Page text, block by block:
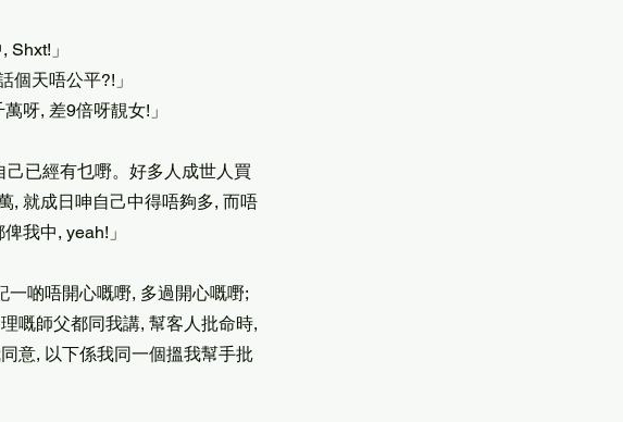
」
個天唔公平?!」
呀, 差9倍呀靚女!」
已經有乜嘢。好多人成世人買
, 就成日呻自己中得唔夠多, 而唔
我中, yeah!」
啲唔開心嘅嘢, 多過開心嘅嘢;
嘅師父都同我講, 幫客人批命時,
意, 以下係我同一個搵我幫手批